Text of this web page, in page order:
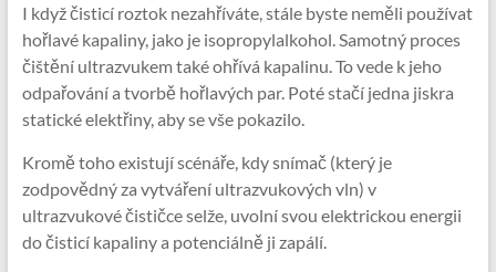
I když čisticí roztok nezahříváte, stále byste neměli používat
hořlavé kapaliny, jako je isopropylalkohol. Samotný proces
čištění ultrazvukem také ohřívá kapalinu. To vede k jeho
odpařování a tvorbě hořlavých par. Poté stačí jedna jiskra
statické elektřiny, aby se vše pokazilo.
Kromě toho existují scénáře, kdy snímač (který je
zodpovědný za vytváření ultrazvukových vln) v
ultrazvukové čističce selže, uvolní svou elektrickou energii
do čisticí kapaliny a potenciálně ji zapálí.